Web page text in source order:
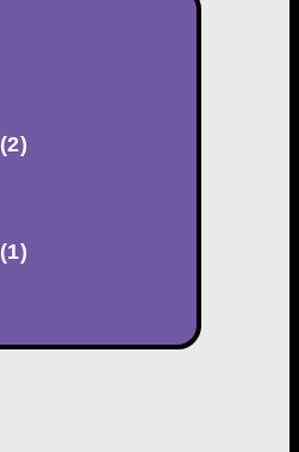
(2)
(1)